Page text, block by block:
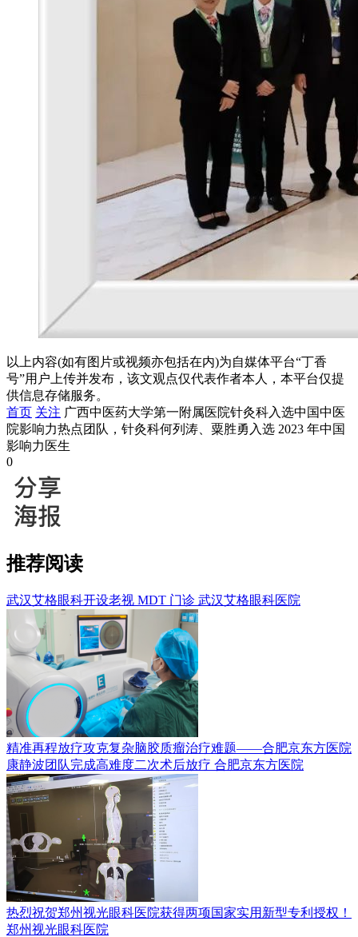
以上内容(如有图片或视频亦包括在内)为自媒体平台“丁香
号”用户上传并发布，该文观点仅代表作者本人，本平台仅提
供信息存储服务。
首页 关注 广西中医药大学第一附属医院针灸科入选中国中医
院影响力热点团队，针灸科何列涛、粟胜勇入选 2023 年中国
影响力医生
0
推荐阅读
武汉艾格眼科开设老视 MDT 门诊 武汉艾格眼科医院
精准再程放疗攻克复杂脑胶质瘤治疗难题——合肥京东方医院
康静波团队完成高难度二次术后放疗 合肥京东方医院
热烈祝贺郑州视光眼科医院获得两项国家实用新型专利授权！
郑州视光眼科医院